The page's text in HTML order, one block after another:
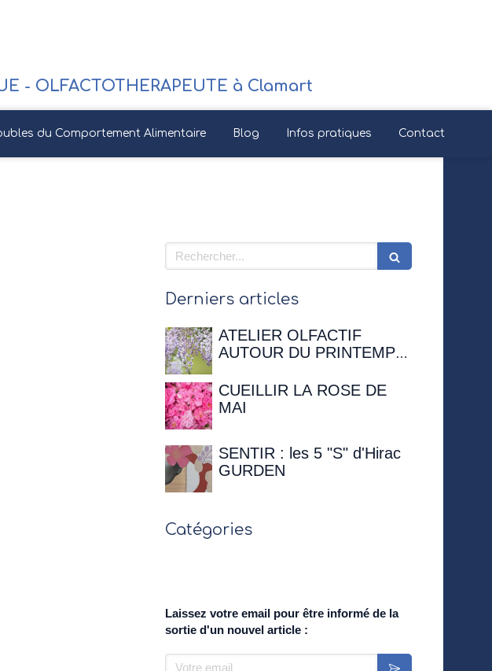
- OLFACTOTHERAPEUTE à Clamart
du Comportement Alimentaire Blog Infos pratiques Contact
Rechercher
Derniers articles
ATELIER OLFACTIF
AUTOUR DU PRINTEMPS
Maison de Chateaubriand
CUEILLIR LA ROSE DE
MAI
SENTIR : les 5 "S" d'Hirac
GURDEN
Catégories
Laissez votre email pour être informé de la
sortie d'un nouvel article :
Votre email